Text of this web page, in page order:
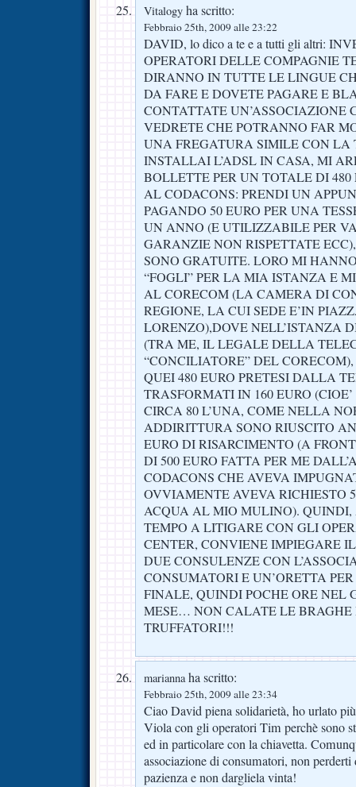
Vitalogy ha scritto:
Febbraio 25th, 2009 alle 23:22
DAVID, lo dico a te e a tutti gli altri:
OPERATORI DELLE COMPAGNIE
DIRANNO IN TUTTE LE LINGUE
DA FARE E DOVETE PAGARE E
CONTATTATE UN’ASSOCIAZIONE
VEDRETE CHE POTRANNO FAR
UNA FREGATURA SIMILE CON LA
INSTALLAI L’ADSL IN CASA, MI
BOLLETTE PER UN TOTALE DI
AL CODACONS: PRENDI UN
PAGANDO 50 EURO PER UNA
UN ANNO (E UTILIZZABILE PER
GARANZIE NON RISPETTATE
SONO GRATUITE. LORO MI
“FOGLI” PER LA MIA ISTANZA E
AL CORECOM (LA CAMERA DI
REGIONE, LA CUI SEDE E’IN
LORENZO),DOVE NELL’ISTANZA
(TRA ME, IL LEGALE DELLA
“CONCILIATORE” DEL
QUEI 480 EURO PRETESI DALLA
TRASFORMATI IN 160 EURO
CIRCA 80 L’UNA, COME NELLA
ADDIRITTURA SONO RIUSCITO
EURO DI RISARCIMENTO (A
DI 500 EURO FATTA PER ME
CODACONS CHE AVEVA
OVVIAMENTE AVEVA RICHIESTO
ACQUA AL MIO MULINO). QUINDI,
TEMPO A LITIGARE CON GLI
CENTER, CONVIENE IMPIEGARE
DUE CONSULENZE CON
CONSUMATORI E UN’ORETTA
FINALE, QUINDI POCHE ORE NEL
MESE… NON CALATE LE BRAGHE
TRUFFATORI!!!
mariannaha scritto:
Febbraio 25th, 2009 alle 23:34
Ciao David piena solidarietà, ho urlato
Viola con gli operatori Tim perchè sono
ed in particolare con la chiavetta.
associazione di consumatori, non
pazienza e non dargliela vinta!